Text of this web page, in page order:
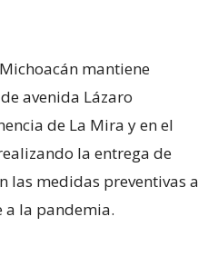
mantiene
avenida Lázaro
de La Mira y en el
la entrega de
las medidas preventivas a
a la pandemia.